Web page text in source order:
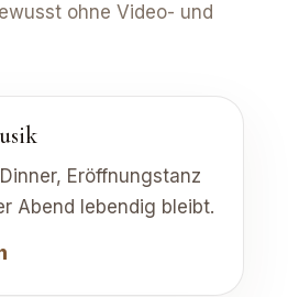
ohne Video- und
Eröffnungstanz
Abend lebendig bleibt.